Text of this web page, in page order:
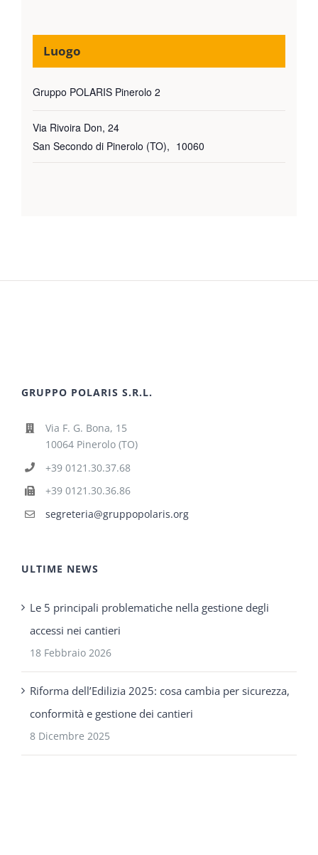
Luogo
Gruppo POLARIS Pinerolo 2
Via Rivoira Don, 24
San Secondo di Pinerolo (TO), 10060
GRUPPO POLARIS S.R.L.
Via F. G. Bona, 15
10064 Pinerolo (TO)
+39 0121.30.37.68
+39 0121.30.36.86
segreteria@gruppopolaris.org
ULTIME NEWS
Le 5 principali problematiche nella gestione degli
accessi nei cantieri
18 Febbraio 2026
Riforma dell’Edilizia 2025: cosa cambia per sicurezza,
conformità e gestione dei cantieri
8 Dicembre 2025